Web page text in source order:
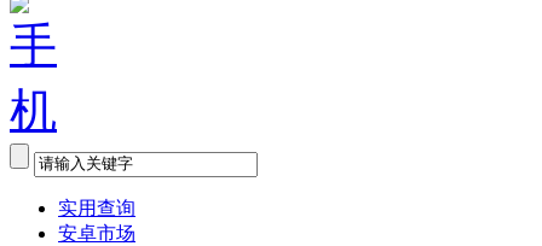
实用查询
安卓市场